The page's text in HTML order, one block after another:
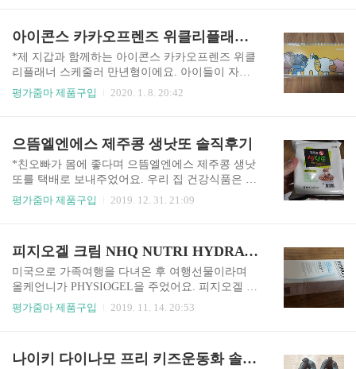
어요. 이제 조성아 대왕쿠션을 뜯을 차례이네요. 뽁
뽁이로 싸..
락은 러빙홈 스테인이스 스틸 304예요. 가격은 27,9
00원으로 보온도시락 중 가장 싸네요. 보온도시락
비싼 것은 4만 원이 넘네요. 무슨 보온도시락이 그
렇게 비싼지. 중고등학교 때 보온도시락을 많이 깨
어버려서 매번 엄마에게 야단을 맞았는데. 제가 직
찬 그릇으로 다양한 음식물을 담을 수 있고, 스테인
리스 ..
아이콘스 카카오프렌즈 위클리플래너 스케줄러 만년형 솔직후기
*제 지갑과 함께하는 아이콘스 카카오프렌즈 위클
리플래너 스케줄러 만년형이에요. 아이들이 자기
주도적 학습을 돕기 위해 스케줄러를 사서 선물로
고 간단한 스케줄러를 사는 것이 좋아요. 적을 것이
많은 스케줄러는 아이들에게 부담을 줄 수 있기 때
문이에요. 아이콘스 카카오프렌즈 위클리플래너
스케줄러가 도착을 했어요. 가격은 4,000~5,000원
으로 비싼 편이 아니에요. 저, 딸아이, 아들용으로
파는 곳마다 같은 색을 팔고 있네요. 2,500원의 택
배가 아까워서 한 곳에서 같은..
평가줌마 제품구입 2020. 1. 8. 20:42
으뜸엘엔에스 제주콩 생낫또 솔직후기
*친오빠가 몸에 좋다며 으뜸엘엔에스 제주콩 생낫
또를 택배로 보내주었어요. 우리 집 건강식품은 모
두 친오빠에게서 받은 것이 많답니다. 부자 친오빠
네요. 집에 도착한 아이스박스 5개. 아이스박스 부
자 되겠다. 12팩씩 5박스 60팩으로 인터넷에서 보
니 44,900원에 팔고 있네요. 가격이 비싼 편은 아니
네요. 홈쇼핑에서 제주콩 생낫또를 많이 팔았나 봐
요. 12팩으로 사려고 보니 12,000원 정도 하네요. 1
동실 자리가 많아야 한다는 단점이 있지만요. 60팩
평가줌마 제품구입 2019. 12. 31. 21:09
피지오겔 크림 NHQ NUTRI HYDRATANT QUOTIDIEN CREME 솔직후기
미국으로 가족여행을 다녀온 후 여행선물이라며
올케언니가 PHYSIOGEL을 주었어요. 피지오겔 크
림 NHQ NUTRI HYDRATANT QUOTIDIEN CREM
크림에 대해 찾아보고 사용을 하기로 했어요. 이렇
평가줌마 제품구입 2019. 11. 14. 20:53
나이키 다이나모 프리 키즈운동화 솔직후기